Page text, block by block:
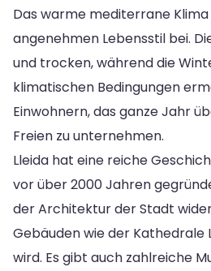
Das warme mediterrane
angenehmen Lebensstil bei.
und trocken, während die
klimatischen Bedingungen
Einwohnern, das ganze Jahr
Freien zu unternehmen.
Lleida hat eine reiche
vor über 2000 Jahren
der Architektur der Stadt
Gebäuden wie der Kathedrale
wird. Es gibt auch zahlreiche